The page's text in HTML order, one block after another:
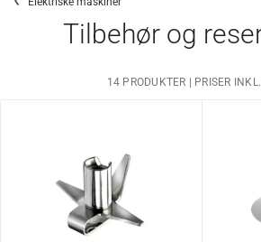
Tilbehør og
14 PRODUKTER | PRISER